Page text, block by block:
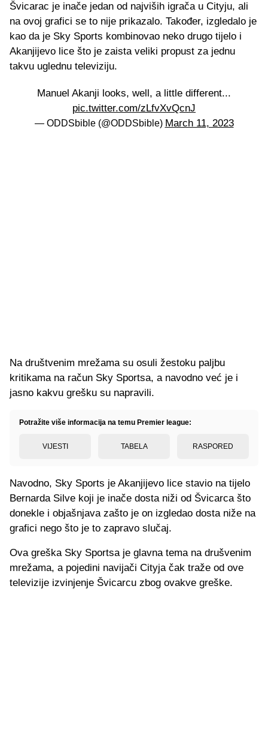
Švicarac je inače jedan od najviših igrača u Cityju, ali
na ovoj grafici se to nije prikazalo. Također, izgledalo je
kao da je Sky Sports kombinovao neko drugo tijelo i
Akanjijevo lice što je zaista veliki propust za jednu
takvu uglednu televiziju.
Manuel Akanji looks, well, a little different...
pic.twitter.com/zLfvXvQcnJ
— ODDSbible (@ODDSbible) March 11, 2023
Na društvenim mrežama su osuli žestoku paljbu
kritikama na račun Sky Sportsa, a navodno već je i
jasno kakvu grešku su napravili.
Potražite više informacija na temu Premier league:
VIJESTI TABELA RASPORED
Navodno, Sky Sports je Akanjijevo lice stavio na tijelo
Bernarda Silve koji je inače dosta niži od Švicarca što
donekle i objašnjava zašto je on izgledao dosta niže na
grafici nego što je to zapravo slučaj.
Ova greška Sky Sportsa je glavna tema na drušvenim
mrežama, a pojedini navijači Cityja čak traže od ove
televizije izvinjenje Švicarcu zbog ovakve greške.